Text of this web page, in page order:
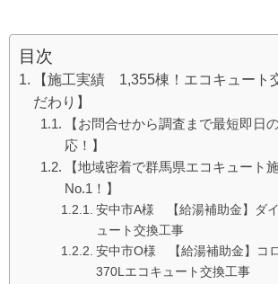
目次
【施工実績 1,355棟！エコキュート
だわり】
【お問合せから調査まで最短即日
応！】
【地域密着で群馬県エコキュート
No.1！】
安中市A様 【給湯補助金】ダ
ュート交換工事
安中市O様 【給湯補助金】コ
370Lエコキュート交換工事